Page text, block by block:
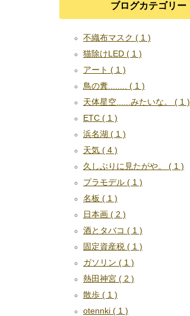
ブログカテゴリー
不織布マスク ( 1 )
猫除けLED ( 1 )
アート ( 1 )
鳥の糞........ ( 1 )
天体星空......みたいな。 ( 1 )
ETC ( 1 )
浜名湖 ( 1 )
天気 ( 4 )
久しぶりに見たがや。 ( 1 )
プラモデル ( 1 )
名板 ( 1 )
日本画 ( 2 )
酒とタバコ ( 1 )
固定資産税 ( 1 )
ガソリン ( 1 )
熱田神宮 ( 2 )
散歩 ( 1 )
otennki ( 1 )